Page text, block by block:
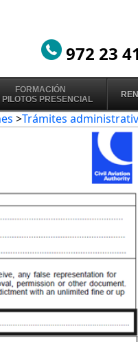
972 23
FORMACIÓN
PILOTOS PRESENCIAL
>Trámites